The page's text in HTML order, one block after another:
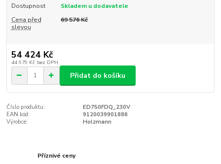
Dostupnost
Skladem u dodavatele
Cena před
slevou
69 576 Kč
54 424 Kč
44 979 Kč bez DPH
Přidat do košíku
Číslo produktu:
ED750FDQ_230V
EAN kód:
9120039901886
Výrobce:
Holzmann
Příznivé ceny